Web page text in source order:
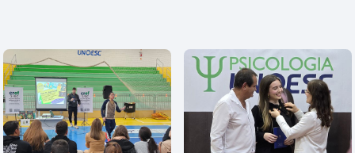
A+
A-